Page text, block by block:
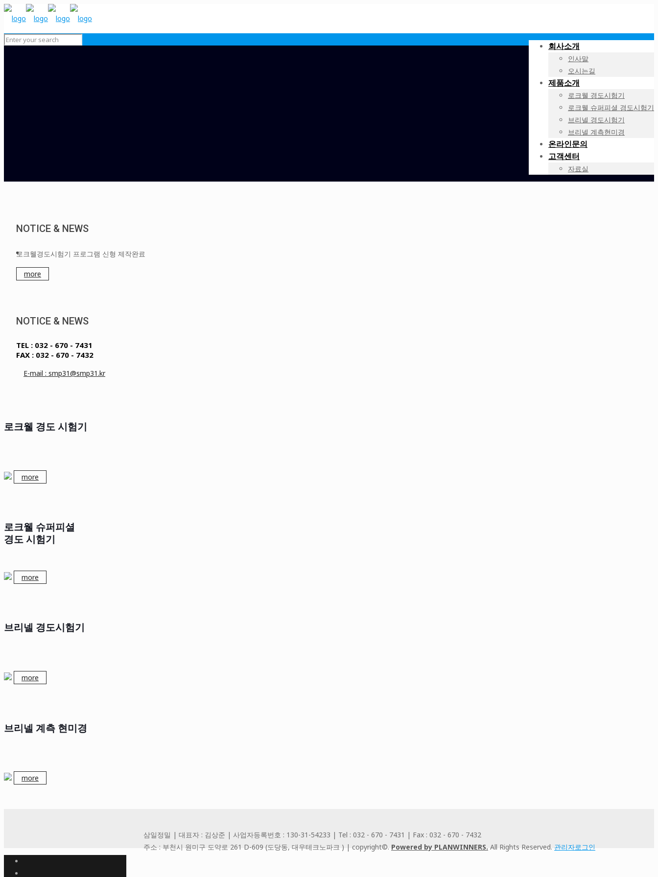
회사소개
인사말
오시는길
제품소개
로크웰 경도시험기
로크웰 슈퍼피셜 경도시험기
브리넬 경도시험기
브리넬 계측현미경
온라인문의
고객센터
자료실
NOTICE & NEWS
로크웰경도시험기 프로그램 신형 제작완료
more
NOTICE & NEWS
TEL : 032 - 670 - 7431
FAX : 032 - 670 - 7432
E-mail : smp31@smp31.kr
로크웰 경도 시험기
more
로크웰 슈퍼피셜
경도 시험기
more
브리넬 경도시험기
more
브리넬 계측 현미경
more
삼일정밀 | 대표자 : 김상준 | 사업자등록번호 : 130-31-54233 | Tel : 032 - 670 - 7431 | Fax : 032 - 670 - 7432
주소 : 부천시 원미구 도약로 261 D-609 (도당동, 대우테크노파크 ) | copyright©. Powered by PLANWINNERS. All Rights Reserved. 관리자로그인